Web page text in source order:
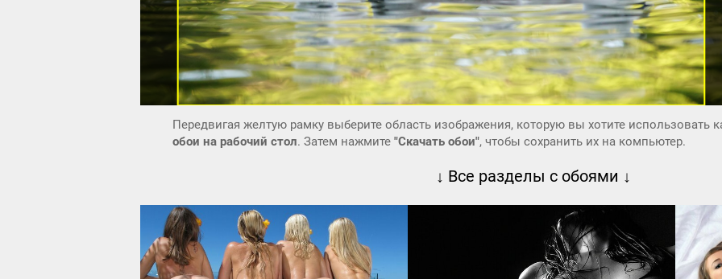
Передвигая желтую рамку выберите область изображения, которую вы хотите использовать
обои на рабочий стол. Затем нажмите "Скачать обои", чтобы сохранить их на компьютер.
↓ Все разделы с обоями ↓